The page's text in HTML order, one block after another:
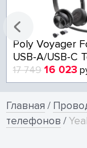
Poly Voyager
USB-A/USB-C
17 749 16 023
Главная /
телефонов /